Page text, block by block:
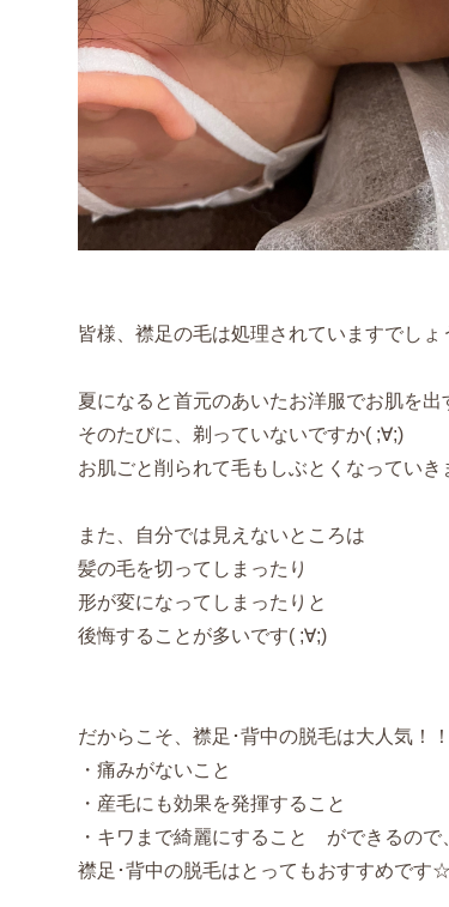
皆様、襟足の毛は処理されていますでしょ
夏になると首元のあいたお洋服でお肌を出
そのたびに、剃っていないですか( ;∀;)
お肌ごと削られて毛もしぶとくなっていき
また、自分では見えないところは
髪の毛を切ってしまったり
形が変になってしまったりと
後悔することが多いです( ;∀;)
だからこそ、襟足･背中の脱毛は大人気！！
・痛みがないこと
・産毛にも効果を発揮すること
・キワまで綺麗にすること ができるので
襟足･背中の脱毛はとってもおすすめです☆